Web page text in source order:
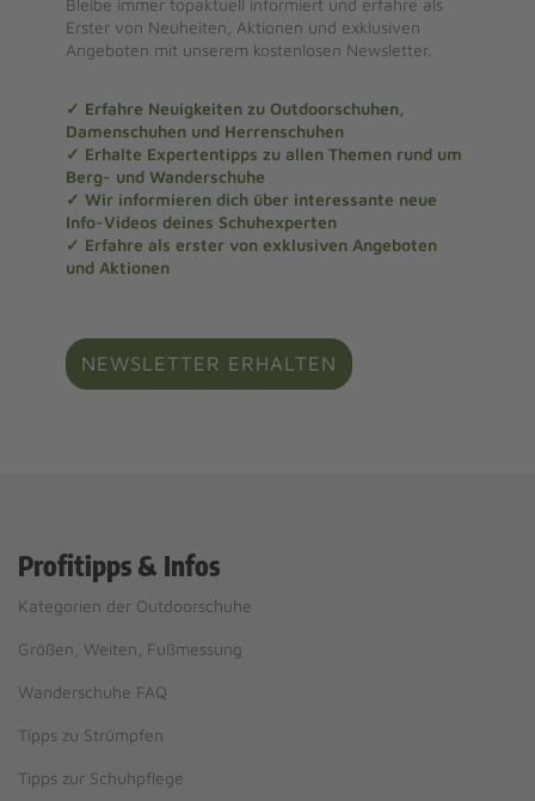
Erster von Neuheiten, Aktionen und exklusiven
Angeboten mit unserem kostenlosen Newsletter.
✓ Erfahre Neuigkeiten zu Outdoorschuhen,
Damenschuhen und Herrenschuhen
✓ Erhalte Expertentipps zu allen Themen rund um
Berg- und Wanderschuhe
✓ Wir informieren dich über interessante neue
Info-Videos deines Schuhexperten
✓ Erfahre als erster von exklusiven Angeboten
und Aktionen
NEWSLETTER ERHALTEN
Profitipps & Infos
Kategorien der Outdoorschuhe
Größen, Weiten, Fußmessung
Wanderschuhe FAQ
Tipps zu Strümpfen
Tipps zur Schuhpflege